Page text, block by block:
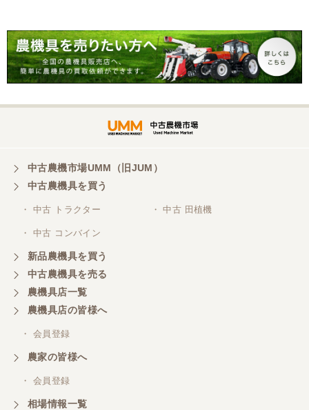
中古農機市場UMM（旧JUM）
中古農機具を買う
・ 中古 トラクター ・ 中古 田植機
・ 中古 コンバイン
新品農機具を買う
中古農機具を売る
農機具店一覧
農機具店の皆様へ
・ 会員登録
農家の皆様へ
・ 会員登録
相場情報一覧